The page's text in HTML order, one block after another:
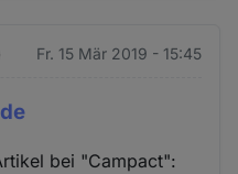
Fr. 15 Mär 2019 - 15:45
bei "Campact":